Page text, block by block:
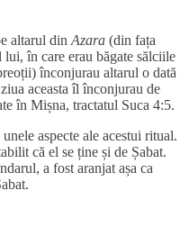
altarul din Azara (din fața
în care erau băgate sălciile
înconjurau altarul o dată
aceasta îl înconjurau de
în Mișna, tractatul Suca 4:5.
aspecte ale acestui ritual.
că el se ține și de Șabat.
a fost aranjat așa ca